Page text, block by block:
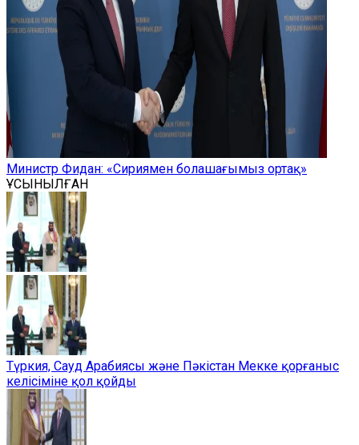
Министр Фидан: «Сириямен болашағымыз ортақ»
ҰСЫНЫЛҒАН
Түркия, Сауд Арабиясы және Пәкістан Мекке қорғаныс
келісіміне қол қойды